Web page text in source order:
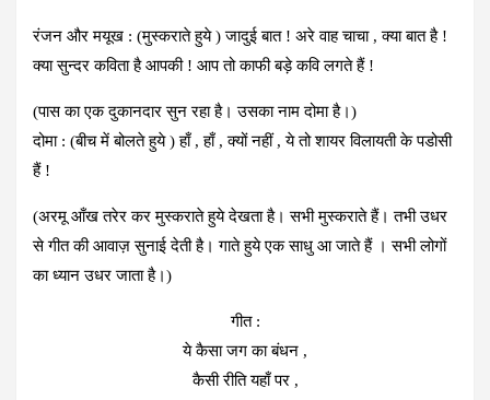
रंजन और मयूख : (मुस्कराते हुये ) जादुई बात ! अरे वाह चाचा , क्या बात है !
क्या सुन्दर कविता है आपकी ! आप तो काफी बड़े कवि लगते हैं !
(पास का एक दुकानदार सुन रहा है। उसका नाम दोमा है।)
दोमा : (बीच में बोलते हुये ) हाँ , हाँ , क्यों नहीं , ये तो शायर विलायती के पडोसी
हैं !
(अरमू आँख तरेर कर मुस्कराते हुये देखता है। सभी मुस्कराते हैं। तभी उधर
से गीत की आवाज़ सुनाई देती है। गाते हुये एक साधु आ जाते हैं । सभी लोगों
का ध्यान उधर जाता है।)
गीत :
ये कैसा जग का बंधन ,
कैसी रीति यहाँ पर ,